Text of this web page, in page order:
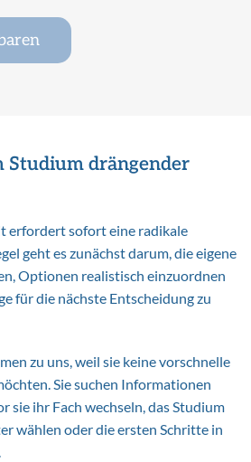
Studium drängender
erfordert sofort eine radikale
geht es zunächst darum, die eigene
Optionen realistisch einzuordnen
für die nächste Entscheidung zu
zu uns, weil sie keine vorschnelle
Sie suchen Informationen
sie ihr Fach wechseln, das Studium
wählen oder die ersten Schritte in